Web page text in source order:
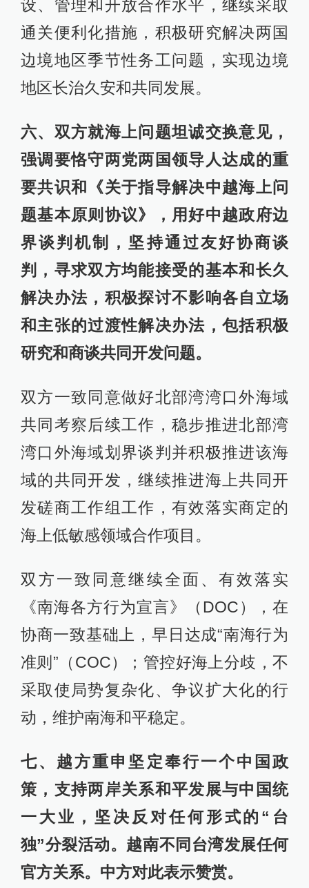
设、管理和开放合作水平，继续采取
通关便利化措施，积极研究解决两国
边境地区季节性务工问题，实现边境
地区长治久安和共同发展。
六、双方就海上问题坦诚交换意见，
强调要恪守两党两国领导人达成的重
要共识和《关于指导解决中越海上问
题基本原则协议》，用好中越政府边
界谈判机制，坚持通过友好协商谈
判，寻求双方均能接受的基本和长久
解决办法，积极探讨不影响各自立场
和主张的过渡性解决办法，包括积极
研究和商谈共同开发问题。
双方一致同意做好北部湾湾口外海域
共同考察后续工作，稳步推进北部湾
湾口外海域划界谈判并积极推进该海
域的共同开发，继续推进海上共同开
发磋商工作组工作，有效落实商定的
海上低敏感领域合作项目。
双方一致同意继续全面、有效落实
《南海各方行为宣言》（DOC），在
协商一致基础上，早日达成“南海行为
准则”（COC）；管控好海上分歧，不
采取使局势复杂化、争议扩大化的行
动，维护南海和平稳定。
七、越方重申坚定奉行一个中国政
策，支持两岸关系和平发展与中国统
一大业，坚决反对任何形式的“台
独”分裂活动。越南不同台湾发展任何
官方关系。中方对此表示赞赏。